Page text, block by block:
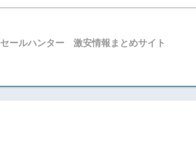
セールハンター 激安情報まとめサイト